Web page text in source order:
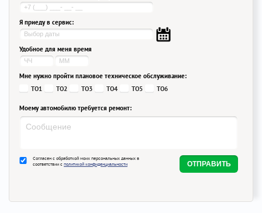
Я приеду в сервис:
Удобное для меня время
Мне нужно пройти плановое техническое обслуживание:
ТО1
ТО2 ТО3 ТО4 ТО5 ТО6
Моему автомобилю требуется ремонт:
Согласен с обработкой моих персональных данных в
соответствии с политикой конфиденциальности